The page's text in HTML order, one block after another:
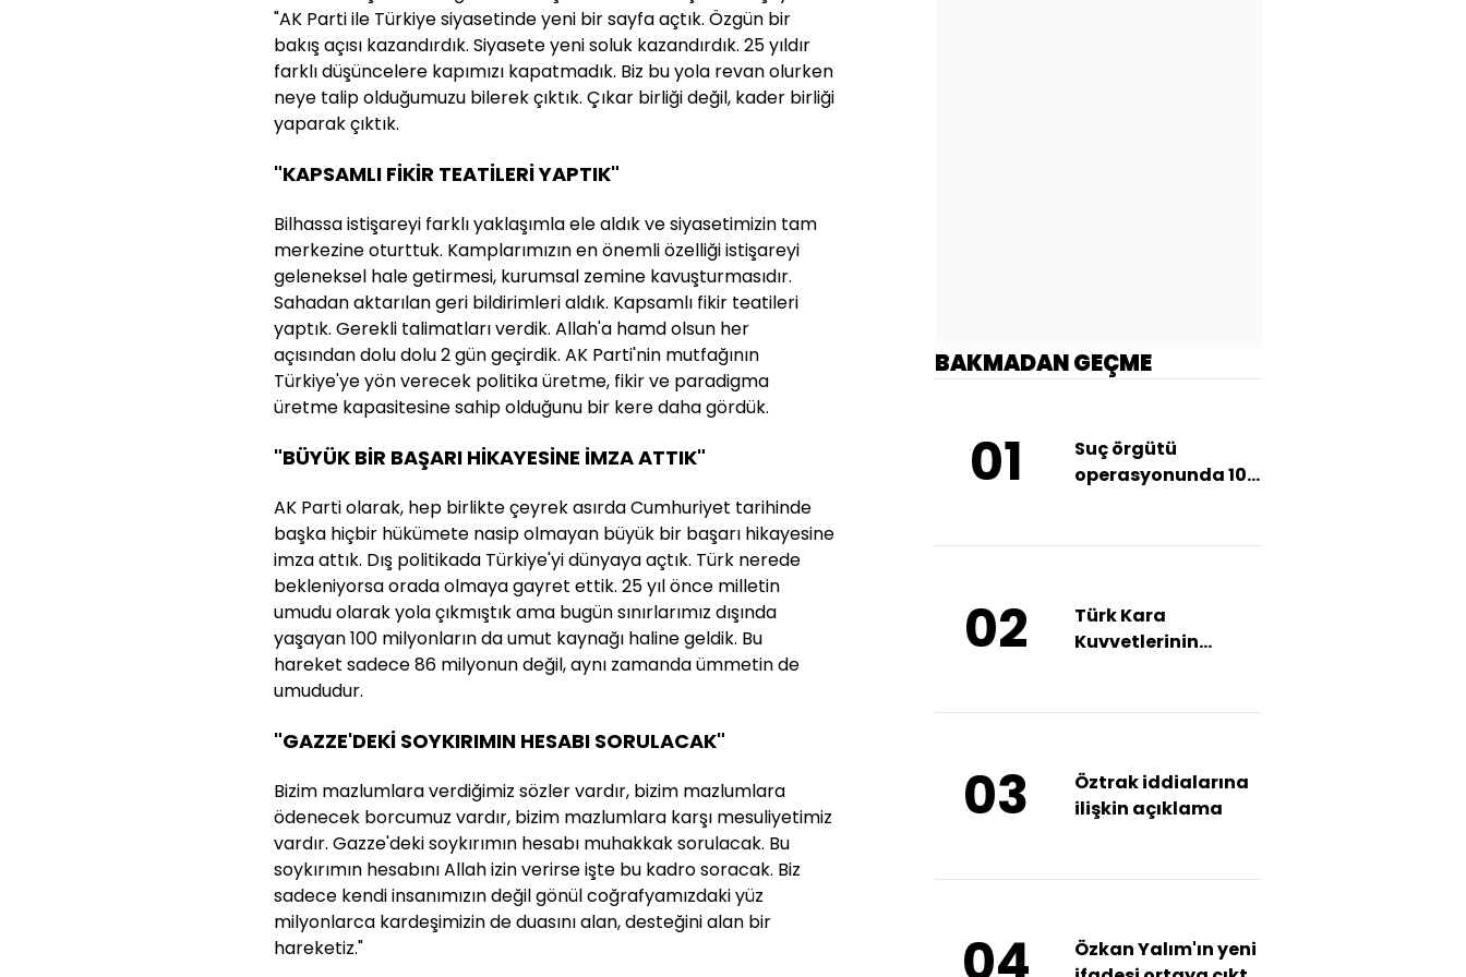
"AK Parti ile Türkiye siyasetinde yeni bir sayfa açtık. Özgün bir
bakış açısı kazandırdık. Siyasete yeni soluk kazandırdık. 25 yıldır
farklı düşüncelere kapımızı kapatmadık. Biz bu yola revan olurken
neye talip olduğumuzu bilerek çıktık. Çıkar birliği değil, kader birliği
yaparak çıktık.
"KAPSAMLI FİKİR TEATİLERİ YAPTIK"
Bilhassa istişareyi farklı yaklaşımla ele aldık ve siyasetimizin tam
merkezine oturttuk. Kamplarımızın en önemli özelliği istişareyi
geleneksel hale getirmesi, kurumsal zemine kavuşturmasıdır.
Sahadan aktarılan geri bildirimleri aldık. Kapsamlı fikir teatileri
yaptık. Gerekli talimatları verdik. Allah'a hamd olsun her
açısından dolu dolu 2 gün geçirdik. AK Parti'nin mutfağının
Türkiye'ye yön verecek politika üretme, fikir ve paradigma
üretme kapasitesine sahip olduğunu bir kere daha gördük.
"BÜYÜK BİR BAŞARI HİKAYESİNE İMZA ATTIK"
AK Parti olarak, hep birlikte çeyrek asırda Cumhuriyet tarihinde
başka hiçbir hükümete nasip olmayan büyük bir başarı hikayesine
imza attık. Dış politikada Türkiye'yi dünyaya açtık. Türk nerede
bekleniyorsa orada olmaya gayret ettik. 25 yıl önce milletin
umudu olarak yola çıkmıştık ama bugün sınırlarımız dışında
yaşayan 100 milyonların da umut kaynağı haline geldik. Bu
hareket sadece 86 milyonun değil, aynı zamanda ümmetin de
umududur.
"GAZZE'DEKİ SOYKIRIMIN HESABI SORULACAK"
Bizim mazlumlara verdiğimiz sözler vardır, bizim mazlumlara
ödenecek borcumuz vardır, bizim mazlumlara karşı mesuliyetimiz
vardır. Gazze'deki soykırımın hesabı muhakkak sorulacak. Bu
soykırımın hesabını Allah izin verirse işte bu kadro soracak. Biz
sadece kendi insanımızın değil gönül coğrafyamızdaki yüz
milyonlarca kardeşimizin de duasını alan, desteğini alan bir
hareketiz."
BAKMADAN GEÇME
01
Suç örgütü
operasyonunda 10
02
Türk Kara
Kuvvetlerinin
03
Öztrak iddialarına
ilişkin açıklama
04
Özkan Yalım'ın yeni